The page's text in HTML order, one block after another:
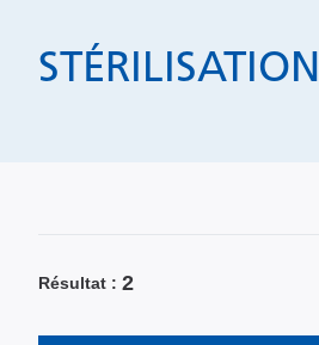
STÉRILISATION
Résultat 2